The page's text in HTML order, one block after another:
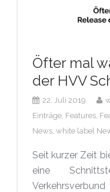
Öfter mal
der HVV
22. Juli 2019
Einträge, Features,
News, white label
Seit kurzer Zeit
eine